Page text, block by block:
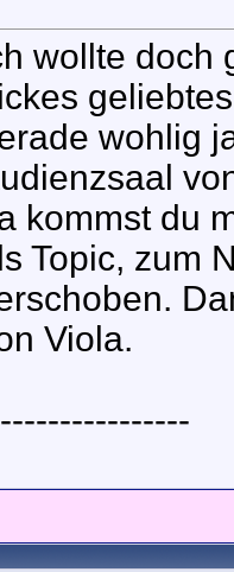
wollte doch
wohlig
kommst du
Topic, zum
Viola.